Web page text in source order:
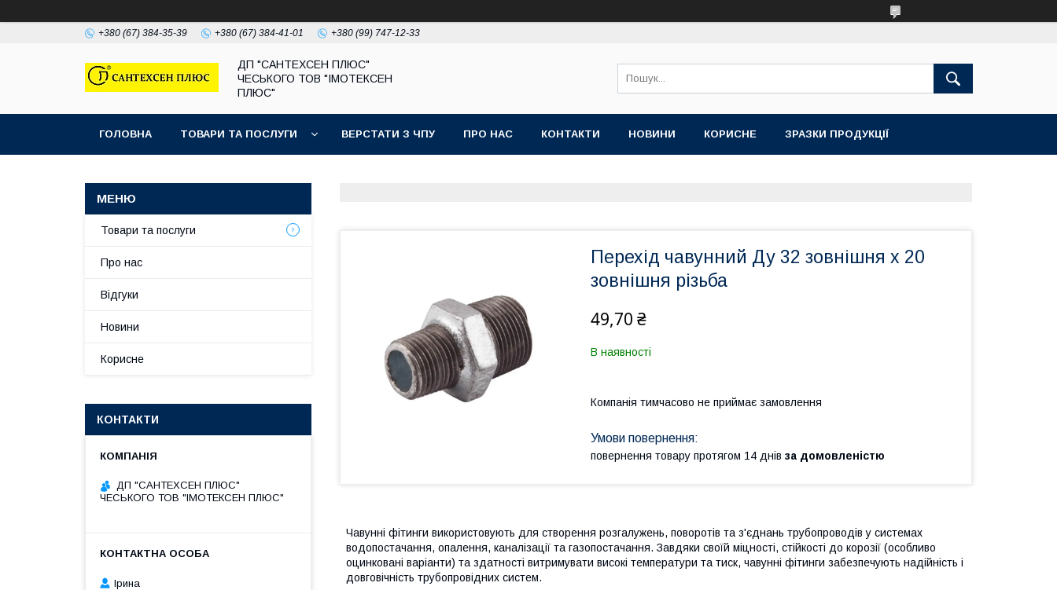
+380 (67) 384-35-39 +380 (67) 384-41-01 +380 (99) 747-12-33
ДП "САНТЕХСЕН ПЛЮС"
ЧЕСЬКОГО ТОВ "ІМОТЕКСЕН
ПЛЮС"
ГОЛОВНА ТОВАРИ ТА ПОСЛУГИ ВЕРСТАТИ З ЧПУ ПРО НАС КОНТАКТИ НОВИНИ КОРИСНЕ ЗРАЗКИ ПРОДУКЦІЇ
Перехід чавунний Ду 32 зовнішня х 20
зовнішня різьба
49,70 ₴
В наявності
Компанія тимчасово не приймає замовлення
повернення товару протягом 14 днів за домовленістю
Чавунні фітинги використовують для створення розгалужень, поворотів та з'єднань трубопроводів у системах
водопостачання, опалення, каналізації та газопостачання. Завдяки своїй міцності, стійкості до корозії (особливо
оцинковані варіанти) та здатності витримувати високі температури та тиск, чавунні фітинги забезпечують надійність і
довговічність трубопровідних систем.
Товари та послуги
Про нас
Відгуки
Новини
Корисне
КОНТАКТИ
ДП "САНТЕХСЕН ПЛЮС"
ЧЕСЬКОГО ТОВ "ІМОТЕКСЕН ПЛЮС"
Ірина